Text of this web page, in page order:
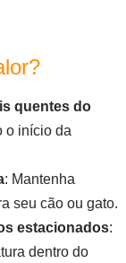
quentes do
o início da
: Mantenha
seu cão ou gato.
estacionados:
dentro do